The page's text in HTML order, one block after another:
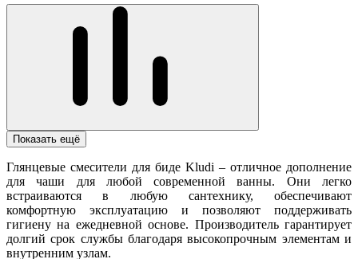
Показать ещё
Глянцевые смесители для биде Kludi – отличное дополнение
для чаши для любой современной ванны. Они легко
встраиваются в любую сантехнику, обеспечивают
комфортную эксплуатацию и позволяют поддерживать
гигиену на ежедневной основе. Производитель гарантирует
долгий срок службы благодаря высокопрочным элементам и
внутренним узлам.